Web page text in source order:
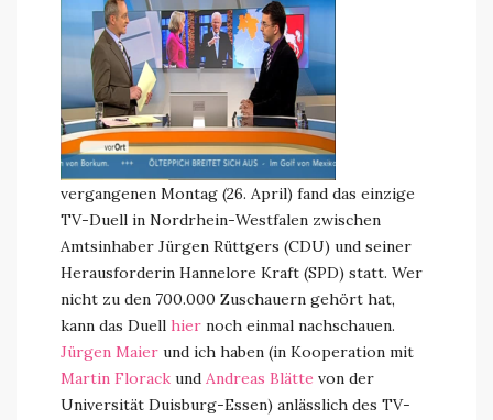
vergangenen Montag (26. April) fand das einzige
TV-Duell in Nordrhein-Westfalen zwischen
Amtsinhaber Jürgen Rüttgers (CDU) und seiner
Herausforderin Hannelore Kraft (SPD) statt. Wer
nicht zu den 700.000 Zuschauern gehört hat,
kann das Duell hier noch einmal nachschauen.
Jürgen Maier und ich haben (in Kooperation mit
Martin Florack und Andreas Blätte von der
Universität Duisburg-Essen) anlässlich des TV-